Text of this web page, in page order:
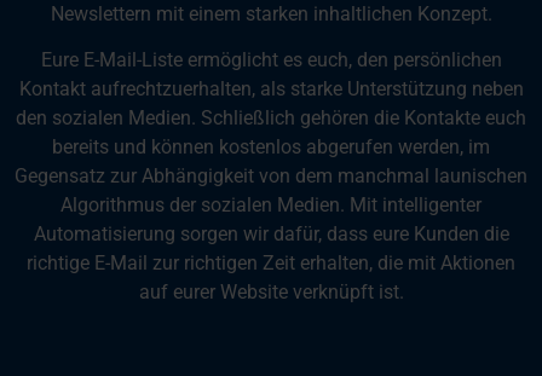
Newslettern mit einem starken inhaltlichen Konzept.
Eure E-Mail-Liste ermöglicht es euch, den persönlichen
Kontakt aufrechtzuerhalten, als starke Unterstützung neben
den sozialen Medien. Schließlich gehören die Kontakte euch
bereits und können kostenlos abgerufen werden, im
Gegensatz zur Abhängigkeit von dem manchmal launischen
Algorithmus der sozialen Medien. Mit intelligenter
Automatisierung sorgen wir dafür, dass eure Kunden die
richtige E-Mail zur richtigen Zeit erhalten, die mit Aktionen
auf eurer Website verknüpft ist.